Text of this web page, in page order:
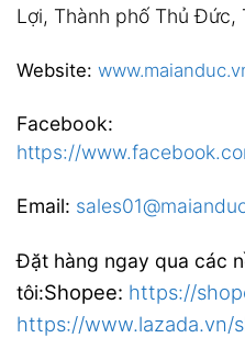
Lợi, Thành phố Thủ Đức,
Website:
Facebook:
https://
Email:
Đặt hàng ngay qua các
tôi:Shopee: https://
https://